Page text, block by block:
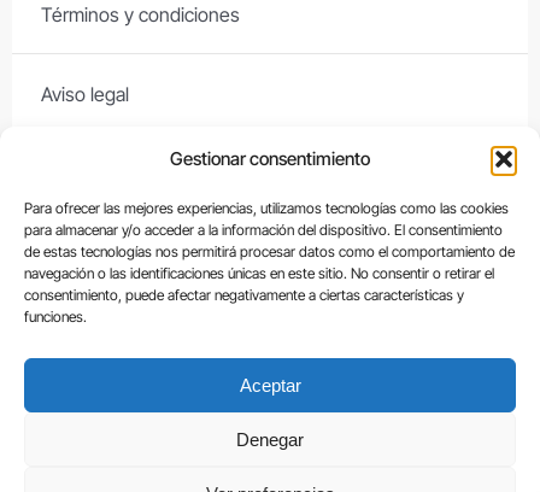
Gestionar consentimiento
Para ofrecer las mejores experiencias, utilizamos tecnologías como las cookies
para almacenar y/o acceder a la información del dispositivo. El consentimiento
de estas tecnologías nos permitirá procesar datos como el comportamiento de
navegación o las identificaciones únicas en este sitio. No consentir o retirar el
consentimiento, puede afectar negativamente a ciertas características y
funciones.
Aceptar
Denegar
Términos y condiciones
Aviso legal
Política de cookies
Políticas de privacidad